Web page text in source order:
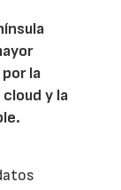
la
y la